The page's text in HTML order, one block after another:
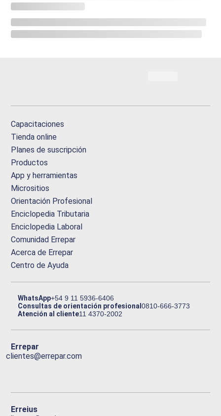
Capacitaciones
Tienda online
Planes de suscripción
Productos
App y herramientas
Micrositios
Orientación Profesional
Enciclopedia Tributaria
Enciclopedia Laboral
Comunidad Errepar
Acerca de Errepar
Centro de Ayuda
WhatsApp+54 9 11 5936-6406
Consultas de orientación profesional0810-666-3773
Atención al cliente11 4370-2002
Errepar
clientes@errepar.com
Erreius